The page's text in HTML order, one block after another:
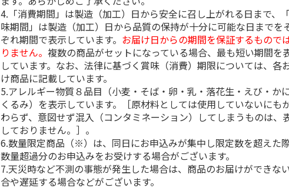
4.「消費期間」は製造（加工）日から安全に召し上がれる日まで、
味期間」は製造（加工）日から品質の保持が十分に可能な日までを
ぞれ期間で表示しています。 お届け日からの期間を保証するもので
りません。複数の商品がセットになっている場合、最も短い期間を
しています。なお、法律に基づく賞味（消費）期限については、各
け商品に記載しています。
5.アレルギー物質８品目（小麦・そば・卵・乳・落花生・えび・か
くるみ）を表示しています。［原材料としては使用していないにも
わらず、意図せず混入（コンタミネーション）してしまうものは、
しておりません。］。
6.数量限定商品（※）は、同日にお申込みが集中し限定数を超えた
数量超過分のお申込みをお受けする場合がございます。
7.天災時など不測の事態が発生した場合は、商品のお届けができな
合や遅延する場合などがございます。